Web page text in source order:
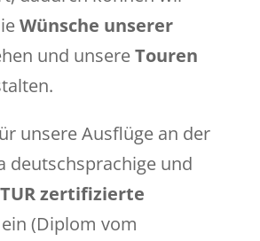
Wünsche unserer
und unsereTouren
unsere Ausflüge an der
deutschsprachige und
zertifizierte
(Diplom vom